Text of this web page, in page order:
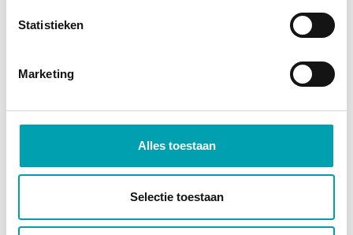
Statistieken
Marketing
Alles toestaan
Selectie toestaan
réduisent le cholestérol et contribuent à
maintenir une alimentation saine. Vérifiez que
vos produits portent le signe ci-dessous afin
de bénéficier d’avantages pour la santé